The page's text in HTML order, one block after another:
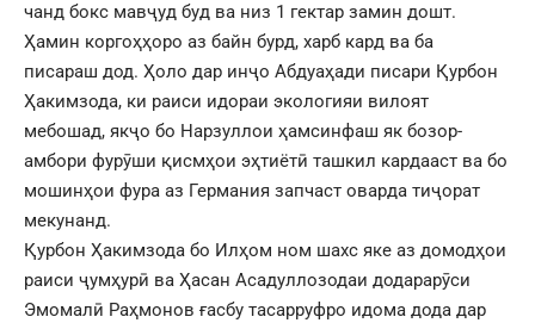
чанд бокс мавҷуд буд ва низ 1 гектар замин дошт.
Ҳамин коргоҳҳоро аз байн бурд, харб кард ва ба
писараш дод. Ҳоло дар инҷо Абдуаҳади писари Қурбон
Ҳакимзода, ки раиси идораи экологияи вилоят
мебошад, якҷо бо Нарзуллои ҳамсинфаш як бозор-
амбори фурӯши қисмҳои эҳтиётӣ ташкил кардааст ва бо
мошинҳои фура аз Германия запчаст оварда тиҷорат
мекунанд.
Қурбон Ҳакимзода бо Илҳом ном шахс яке аз домодҳои
раиси ҷумҳурӣ ва Ҳасан Асадуллозодаи додарарӯси
Эмомалӣ Раҳмонов ғасбу тасарруфро идома дода дар